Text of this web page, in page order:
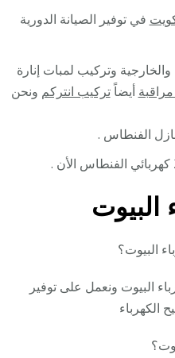
في توفير الصيانة الدورية
والخارجية وتركيب لمبات إنارة
أيضاًتركيب انتركم ونحن
الفنطاس .
البيوت
البيوت؟
البيوت ونعمل على توفير
الكهرباء